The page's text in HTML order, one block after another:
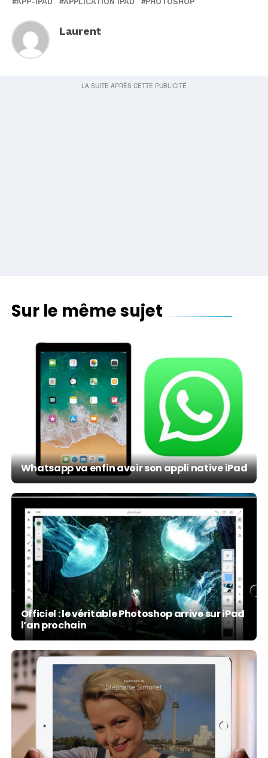
Laurent
Sur le même sujet
Whatsapp va enfin avoir son appli native iPad
Officiel : le véritable Photoshop arrive sur iPad
l’an prochain